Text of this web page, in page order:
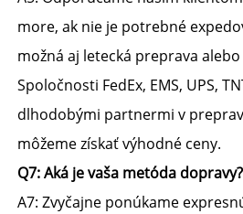
more, ak nie je potrebné
možná aj letecká preprava
Spoločnosti FedEx, EMS, UPS,
dlhodobými partnermi v
môžeme získať výhodné ceny.
Q7: Aká je vaša metóda dopravy?
A7: Zvyčajne ponúkame